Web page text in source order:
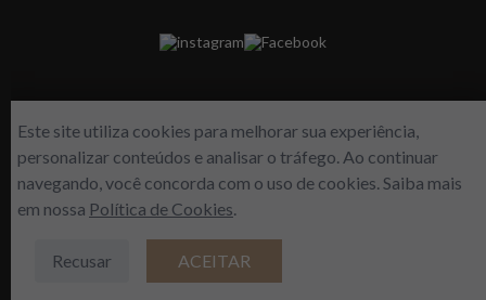
Este site utiliza cookies para melhorar sua experiência,
personalizar conteúdos e analisar o tráfego. Ao continuar
navegando, você concorda com o uso de cookies. Saiba mais
em nossa Política de Cookies.
Recusar ACEITAR
instagram Facebook